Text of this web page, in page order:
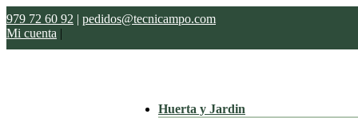
979 72 60 92 | pedidos@tecnicampo.com
Mi cuenta |
Huerta y Jardin